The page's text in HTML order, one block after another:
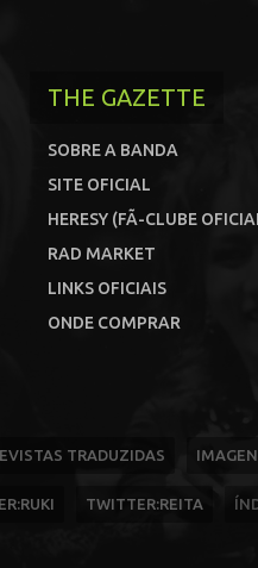
THE GAZETTE
SOBRE A BANDA
SITE OFICIAL
HERESY (FÃ-CLUBE
RAD MARKET
LINKS OFICIAIS
ONDE COMPRAR
TRADUZIDAS
TWITTER:REITA